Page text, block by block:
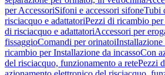
per AccessoriSifoni e accessori sifoneTubi
risciacquo e adattatoriPezzi di ricambio
di risciacquo e adattatoriAccessori per
fissaggioComandi per orinatoiInstallazione
ricambio per Installazione da incassoCon
del risciacquo, funzionamento a retePezzi